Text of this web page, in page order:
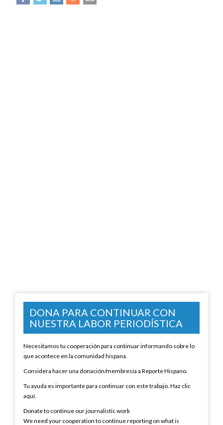
DONA PARA CONTINUAR CON
NUESTRA LABOR PERIODÍSTICA
Necesitamos tu cooperación para continuar informando sobre lo
que acontece en la comunidad hispana.
Considera hacer una donación/membresía a Reporte Hispano.
Tu ayuda es importante para continuar con este trabajo. Haz clic
aquí.
Donate to continue our journalistic work
We need your cooperation to continue reporting on what is